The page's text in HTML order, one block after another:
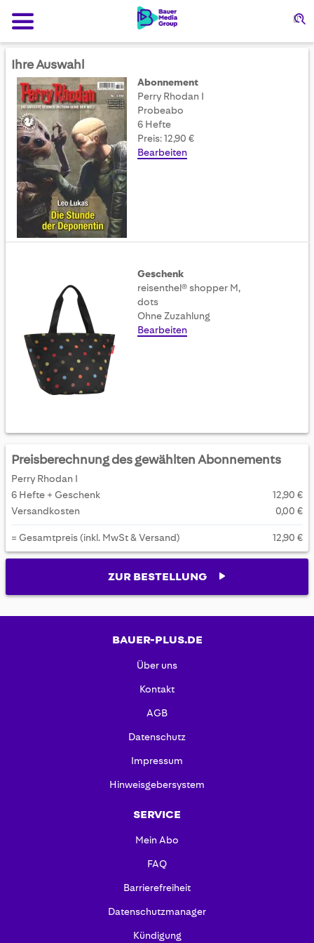
Ihre Auswahl
Abonnement
Perry Rhodan I
Probeabo
6 Hefte
Preis: 12,90 €
Bearbeiten
Geschenk
reisenthel® shopper M,
dots
Ohne Zuzahlung
Bearbeiten
Preisberechnung des gewählten Abonnements
Perry Rhodan I
6 Hefte + Geschenk
12,90 €
Versandkosten
0,00 €
= Gesamtpreis (inkl. MwSt & Versand) 12,90 €
ZUR BESTELLUNG
BAUER-PLUS.DE
Über uns
Kontakt
AGB
Datenschutz
Impressum
Hinweisgebersystem
SERVICE
Mein Abo
FAQ
Barrierefreiheit
Datenschutzmanager
Kündigung